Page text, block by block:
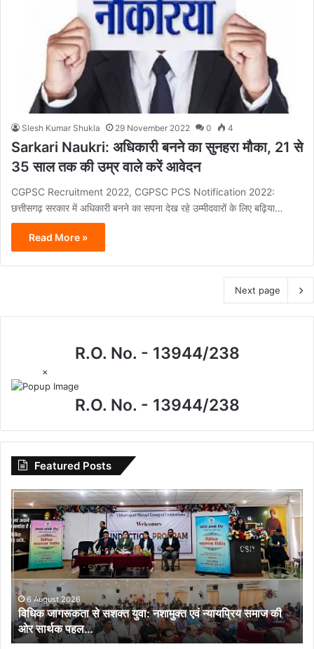
Slesh Kumar Shukla 29 November 2022 0 4
Sarkari Naukri: अधिकारी बनने का सुनहरा मौका, 21 से
35 साल तक की उम्र वाले करें आवेदन
CGPSC Recruitment 2022, CGPSC PCS Notification 2022:
छत्तीसगढ़ सरकार में अधिकारी बनने का सपना देख रहे उम्मीदवारों के लिए बढ़िया…
Read More »
Next page
R.O. No. - 13944/238
×
R.O. No. - 13944/238
Featured Posts
विधिक
जागरूकता
से
सशक्त
युवा:
नशामुक्त
एवं
न्यायप्रिय
समाज
की
ओर
6 August 2026
विधिक जागरूकता से सशक्त युवा: नशामुक्त एवं न्यायप्रिय समाज की
ओर सार्थक पहल…